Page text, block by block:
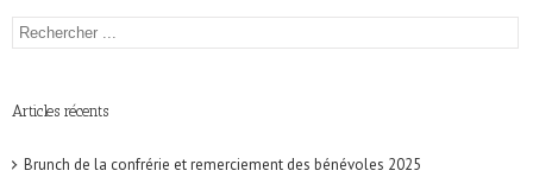
Articles récents
Brunch de la confrérie et remerciement des bénévoles 2025